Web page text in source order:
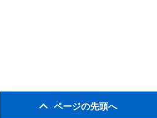
ページの先頭へ